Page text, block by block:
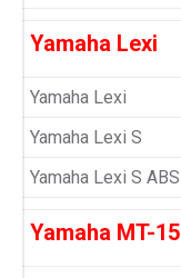
Yamaha Lexi
Yamaha Lexi
Yamaha Lexi S
Yamaha Lexi S ABS
Yamaha MT-15